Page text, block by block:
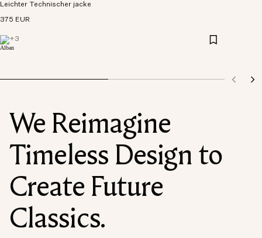
Leichter Technischer jacke
375 EUR
+3
We Reimagine
Timeless Design to
Create Future
Classics.